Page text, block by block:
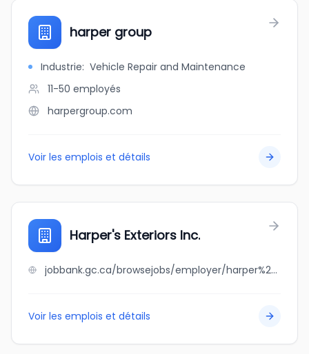
harper group
Industrie: Vehicle Repair and Maintenance
11-50 employés
harpergroup.com
Voir les emplois et détails
Harper's Exteriors Inc.
jobbank.gc.ca/browsejobs/employer/harper%27s+exteriors+inc./ca
Voir les emplois et détails